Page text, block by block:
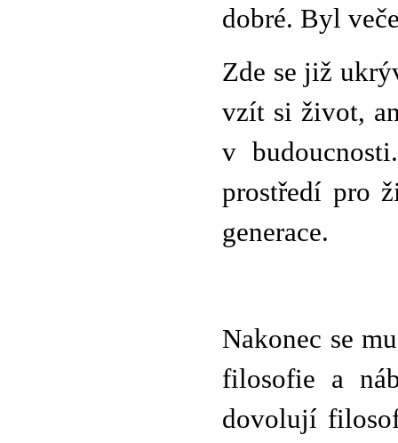
dobré. Byl
Zde se již
vzít si život,
v
prostředí pro
generace.
Nakonec se
filosofie a
dovolují